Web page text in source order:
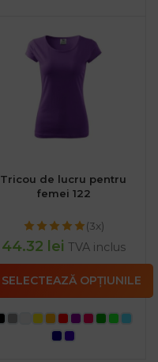
Tricou de lucru pentru
femei 122
(3x)
44.32 lei TVA inclus
SELECTEAZĂ OPȚIUNILE